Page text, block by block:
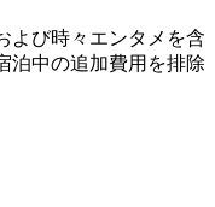
よび時々エンタメを含
泊中の追加費用を排除